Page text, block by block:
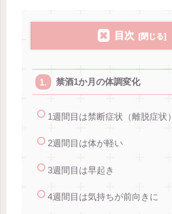
目次
禁酒1か月の体調変化
1週間目は禁断症状（離脱症状）
2週間目は体が軽い
3週間目は早起き
4週間目は気持ちが前向きに